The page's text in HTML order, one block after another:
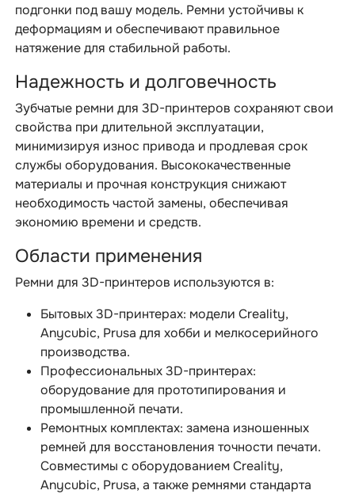
подгонки под вашу модель. Ремни устойчивы к
деформациям и обеспечивают правильное
натяжение для стабильной работы.
Надежность и долговечность
Зубчатые ремни для 3D-принтеров сохраняют свои
свойства при длительной эксплуатации,
минимизируя износ привода и продлевая срок
службы оборудования. Высококачественные
материалы и прочная конструкция снижают
необходимость частой замены, обеспечивая
экономию времени и средств.
Области применения
Ремни для 3D-принтеров используются в:
Бытовых 3D-принтерах: модели Creality,
Anycubic, Prusa для хобби и мелкосерийного
производства.
Профессиональных 3D-принтерах:
оборудование для прототипирования и
промышленной печати.
Ремонтных комплектах: замена изношенных
ремней для восстановления точности печати.
Совместимы с оборудованием Creality,
Anycubic, Prusa, а также ремнями стандарта